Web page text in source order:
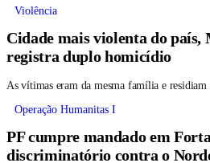
Violência
Cidade mais violenta do país,
registra duplo homicídio
As vítimas eram da mesma família e
Operação Humanitas I
PF cumpre mandado em
discriminatório contra o